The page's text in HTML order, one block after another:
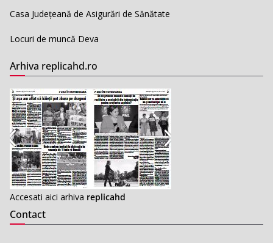
Casa Județeană de Asigurări de Sănătate
Locuri de muncă Deva
Arhiva replicahd.ro
Accesati aici arhiva replicahd
Contact